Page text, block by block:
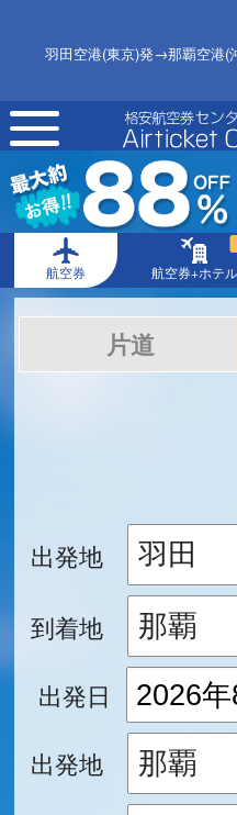
羽田空港(東京)発→那覇空港(
toggle
navigation
航空券 航空券+ホテル
片道
出発地
到着地
出発日
出発地